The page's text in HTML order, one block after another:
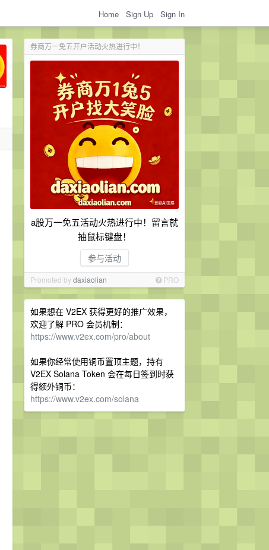
Home Sign Up Sign In
券商万一免五开户活动火热进行中！
a股万一免五活动火热进行中！留言就
抽鼠标键盘！
参与活动
Promoted bydaxiaolian PRO
如果想在 V2EX 获得更好的推广效果，
欢迎了解 PRO 会员机制：
https://www.v2ex.com/pro/about
如果你经常使用铜币置顶主题，持有
V2EX Solana Token 会在每日签到时获
得额外铜币：
https://www.v2ex.com/solana